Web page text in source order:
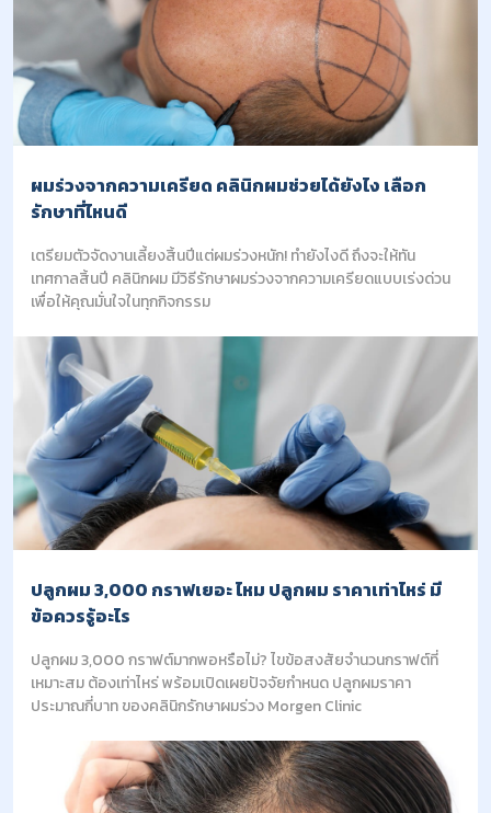
ผมร่วงจากความเครียด คลินิกผมช่วยได้ยังไง เลือก
รักษาที่ไหนดี
เตรียมตัวจัดงานเลี้ยงสิ้นปีแต่ผมร่วงหนัก! ทำยังไงดี ถึงจะให้ทัน
เทศกาลสิ้นปี คลินิกผม มีวิธีรักษาผมร่วงจากความเครียดแบบเร่งด่วน
เพื่อให้คุณมั่นใจในทุกกิจกรรม
ปลูกผม 3,000 กราฟเยอะ ไหม ปลูกผม ราคาเท่าไหร่ มี
ข้อควรรู้อะไร
ปลูกผม 3,000 กราฟต์มากพอหรือไม่? ไขข้อสงสัยจำนวนกราฟต์ที่
เหมาะสม ต้องเท่าไหร่ พร้อมเปิดเผยปัจจัยกำหนด ปลูกผมราคา
ประมาณกี่บาท ของคลินิกรักษาผมร่วง Morgen Clinic